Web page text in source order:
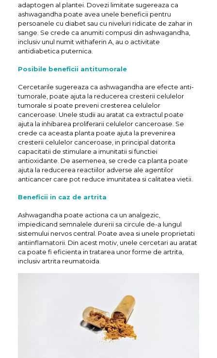
adaptogen al plantei. Dovezi limitate sugereaza ca
ashwagandha poate avea unele beneficii pentru
persoanele cu diabet sau cu niveluri ridicate de zahar in
sange. Se crede ca anumiti compusi din ashwagandha,
inclusiv unul numit withaferin A, au o activitate
antidiabetica puternica.
Posibile beneficii antitumorale
Cercetarile sugereaza ca ashwagandha are efecte anti-
tumorale, poate ajuta la reducerea cresterii celulelor
tumorale si poate preveni cresterea celulelor
canceroase. Unele studii au aratat ca extractul poate
ajuta la inhibarea proliferarii celulelor canceroase. Se
crede ca aceasta planta poate ajuta la prevenirea
cresterii celulelor canceroase, in principal datorita
capacitatii de stimulare a imunitatii si functiei
antioxidante. De asemenea, se crede ca planta poate
ajuta la reducerea reactiilor adverse ale agentilor
anticancer care pot reduce imunitatea si calitatea vietii.
Beneficii in caz de artrita
Ashwagandha poate actiona ca un analgezic,
impiedicand semnalele durerii sa circule de-a lungul
sistemului nervos central. Poate avea si unele proprietati
antiinflamatorii. Din acest motiv, unele cercetari au aratat
ca poate fi eficienta in tratarea unor forme de artrita,
inclusiv artrita reumatoida.